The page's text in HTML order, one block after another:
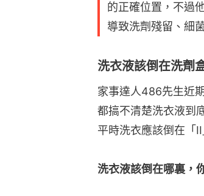
的正確位置，不過
導致洗劑殘留、細
洗衣液該倒在洗劑
家事達人486先生近
都搞不清楚洗衣液到
平時洗衣應該倒在「
洗衣液該倒在哪裏，